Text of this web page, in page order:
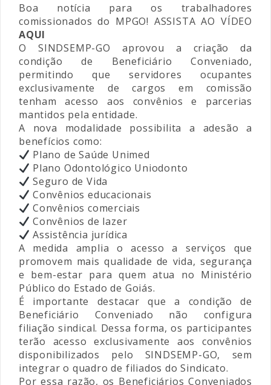
Boa notícia para os trabalhadores
comissionados do MPGO! ASSISTA AO VÍDEO
AQUI
O SINDSEMP-GO aprovou a criação da
condição de Beneficiário Conveniado,
permitindo que servidores ocupantes
exclusivamente de cargos em comissão
tenham acesso aos convênios e parcerias
mantidos pela entidade.
A nova modalidade possibilita a adesão a
benefícios como:
Plano de Saúde Unimed
Plano Odontológico Uniodonto
Seguro de Vida
Convênios educacionais
Convênios comerciais
Convênios de lazer
Assistência jurídica
A medida amplia o acesso a serviços que
promovem mais qualidade de vida, segurança
e bem-estar para quem atua no Ministério
Público do Estado de Goiás.
É importante destacar que a condição de
Beneficiário Conveniado não configura
filiação sindical. Dessa forma, os participantes
terão acesso exclusivamente aos convênios
disponibilizados pelo SINDSEMP-GO, sem
integrar o quadro de filiados do Sindicato.
Por essa razão, os Beneficiários Conveniados